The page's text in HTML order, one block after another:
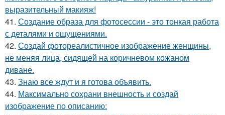
выразительный макияж!
41. Создание образа для фотосессии - это тонкая работа
с деталями и ощущениями.
42. Создай фотореалистичное изображение женщины,
не меняя лица, сидящей на коричневом кожаном
диване.
43. Знаю все ждут и я готова объявить.
44. Максимально сохрани внешность и создай
изображение по описанию: